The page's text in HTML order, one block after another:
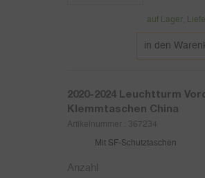
auf Lager,
in den
2020-2024 Leuchtturm
Klemmtaschen China
Artikelnummer : 367234
Mit SF-Schutztaschen
Anzahl